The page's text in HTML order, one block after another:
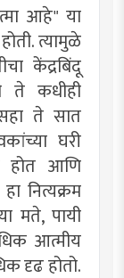
आहे" या
त्यामुळे
केंद्रबिंदू
ते कधीही
ते सात
घरी
होत आणि
नित्यक्रम
मते, पायी
आत्मीय
दृढ होतो.